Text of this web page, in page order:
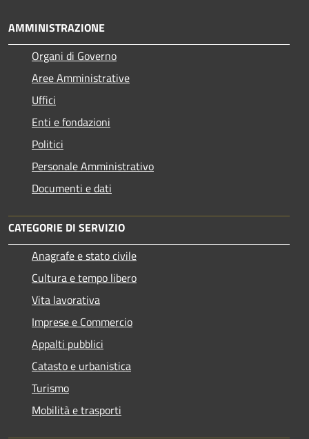
AMMINISTRAZIONE
Organi di Governo
Aree Amministrative
Uffici
Enti e fondazioni
Politici
Personale Amministrativo
Documenti e dati
CATEGORIE DI SERVIZIO
Anagrafe e stato civile
Cultura e tempo libero
Vita lavorativa
Imprese e Commercio
Appalti pubblici
Catasto e urbanistica
Turismo
Mobilità e trasporti